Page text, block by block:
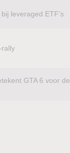
leveraged ETF’s
rally
GTA 6 voor de